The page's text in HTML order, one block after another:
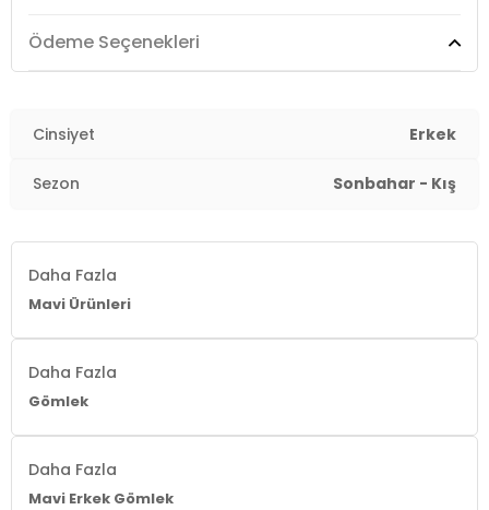
Menşei : Türkiye
Ödeme Seçenekleri
Cinsiyet Erkek
Sezon Sonbahar - Kış
Daha Fazla
Mavi Ürünleri
Daha Fazla
Gömlek
Daha Fazla
Mavi Erkek Gömlek